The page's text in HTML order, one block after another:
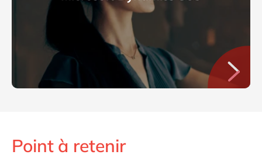
Point à retenir